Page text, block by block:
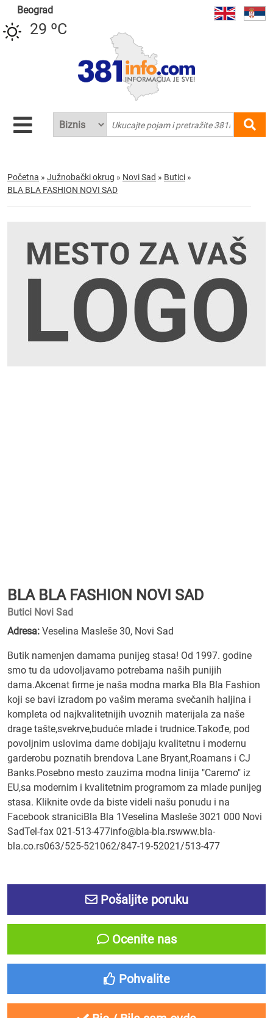
Beograd
29 ºC
Početna » Južnobački okrug » Novi Sad » Butici »
BLA BLA FASHION NOVI SAD
BLA BLA FASHION NOVI SAD
Butici Novi Sad
Adresa: Veselina Masleše 30, Novi Sad
Butik namenjen damama punijeg stasa! Od 1997. godine
smo tu da udovoljavamo potrebama naših punijih
dama.Akcenat firme je naša modna marka Bla Bla Fashion
koji se bavi izradom po vašim merama svečanih haljina i
kompleta od najkvalitetnijih uvoznih materijala za naše
drage tašte,svekrve,buduće mlade i trudnice.Takođe, pod
povoljnim uslovima dame dobijaju kvalitetnu i modernu
garderobu poznatih brendova Lane Bryant,Roamans i CJ
Banks.Posebno mesto zauzima modna linija "Caremo" iz
EU,sa modernim i kvalitetnim programom za mlade punijeg
stasa. Kliknite ovde da biste videli našu ponudu i na
Facebook straniciBla Bla 1Veselina Masleše 3021 000 Novi
SadTel-fax 021-513-477info@bla-bla.rswww.bla-
bla.co.rs063/525-521062/847-19-52021/513-477
Pošaljite poruku
Ocenite nas
Pohvalite